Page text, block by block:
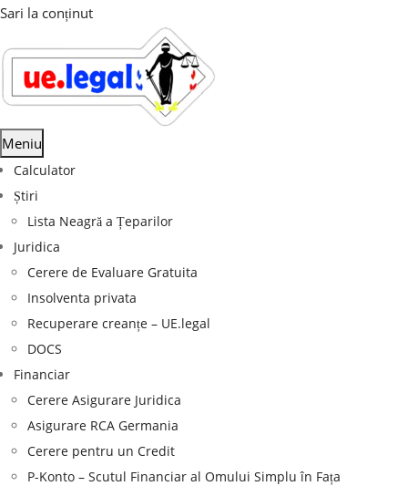
Sari la conținut
Meniu
Calculator
Știri
Lista Neagră a Țeparilor
Juridica
Cerere de Evaluare Gratuita
Insolventa privata
Recuperare creanțe – UE.legal
DOCS
Financiar
Cerere Asigurare Juridica
Asigurare RCA Germania
Cerere pentru un Credit
P-Konto – Scutul Financiar al Omului Simplu în Fața